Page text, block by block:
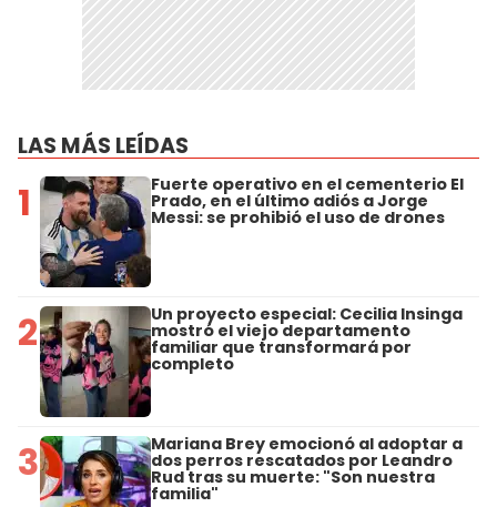
LAS MÁS LEÍDAS
1 Fuerte operativo en el cementerio El
Prado, en el último adiós a Jorge
Messi: se prohibió el uso de drones
2 Un proyecto especial: Cecilia Insinga
mostró el viejo departamento
familiar que transformará por
completo
3 Mariana Brey emocionó al adoptar a
dos perros rescatados por Leandro
Rud tras su muerte: "Son nuestra
familia"